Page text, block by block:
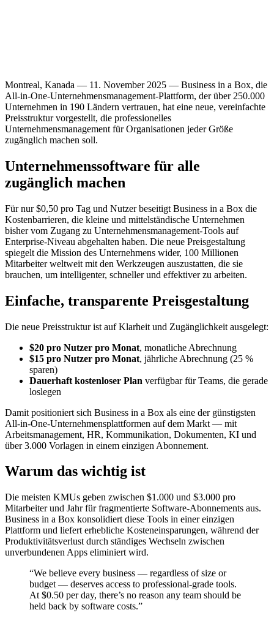
Montreal, Kanada — 11. November 2025 — Business in a Box, die
All-in-One-Unternehmensmanagement-Plattform, der über 250.000
Unternehmen in 190 Ländern vertrauen, hat eine neue, vereinfachte
Preisstruktur vorgestellt, die professionelles
Unternehmensmanagement für Organisationen jeder Größe
zugänglich machen soll.
Unternehmenssoftware für alle
zugänglich machen
Für nur $0,50 pro Tag und Nutzer beseitigt Business in a Box die
Kostenbarrieren, die kleine und mittelständische Unternehmen
bisher vom Zugang zu Unternehmensmanagement-Tools auf
Enterprise-Niveau abgehalten haben. Die neue Preisgestaltung
spiegelt die Mission des Unternehmens wider, 100 Millionen
Mitarbeiter weltweit mit den Werkzeugen auszustatten, die sie
brauchen, um intelligenter, schneller und effektiver zu arbeiten.
Einfache, transparente Preisgestaltung
Die neue Preisstruktur ist auf Klarheit und Zugänglichkeit ausgelegt:
$20 pro Nutzer pro Monat, monatliche Abrechnung
$15 pro Nutzer pro Monat, jährliche Abrechnung (25 %
sparen)
Dauerhaft kostenloser Plan verfügbar für Teams, die gerade
loslegen
Damit positioniert sich Business in a Box als eine der günstigsten
All-in-One-Unternehmensplattformen auf dem Markt — mit
Arbeitsmanagement, HR, Kommunikation, Dokumenten, KI und
über 3.000 Vorlagen in einem einzigen Abonnement.
Warum das wichtig ist
Die meisten KMUs geben zwischen $1.000 und $3.000 pro
Mitarbeiter und Jahr für fragmentierte Software-Abonnements aus.
Business in a Box konsolidiert diese Tools in einer einzigen
Plattform und liefert erhebliche Kosteneinsparungen, während der
Produktivitätsverlust durch ständiges Wechseln zwischen
unverbundenen Apps eliminiert wird.
“We believe every business — regardless of size or
budget — deserves access to professional-grade tools.
At $0.50 per day, there’s no reason any team should be
held back by software costs.”